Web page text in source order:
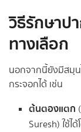
วิธีรักษาป
ทางเลือก
นอกจากนี้ยังมีสมุน
กระจอกได้ เช่น
ต้นตองแตก
Suresh) ใช้